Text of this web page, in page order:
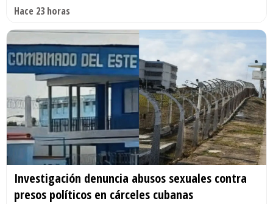
Hace 23 horas
Investigación denuncia abusos sexuales contra
presos políticos en cárceles cubanas